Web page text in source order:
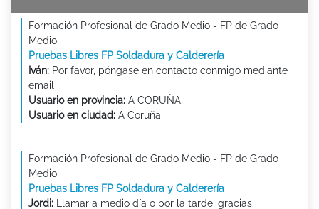
Formación Profesional de Grado Medio - FP de Grado
Medio
Pruebas Libres FP Soldadura y Calderería
Iván: Por favor, póngase en contacto conmigo mediante
email
Usuario en provincia: A CORUÑA
Usuario en ciudad: A Coruña
Formación Profesional de Grado Medio - FP de Grado
Medio
Pruebas Libres FP Soldadura y Calderería
Jordi: Llamar a medio día o por la tarde, gracias.